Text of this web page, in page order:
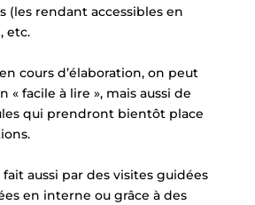
(les rendant accessibles en
etc.
cours d’élaboration, on peut
« facile à lire », mais aussi de
qui prendront bientôt place
aussi par des visites guidées
en interne ou grâce à des